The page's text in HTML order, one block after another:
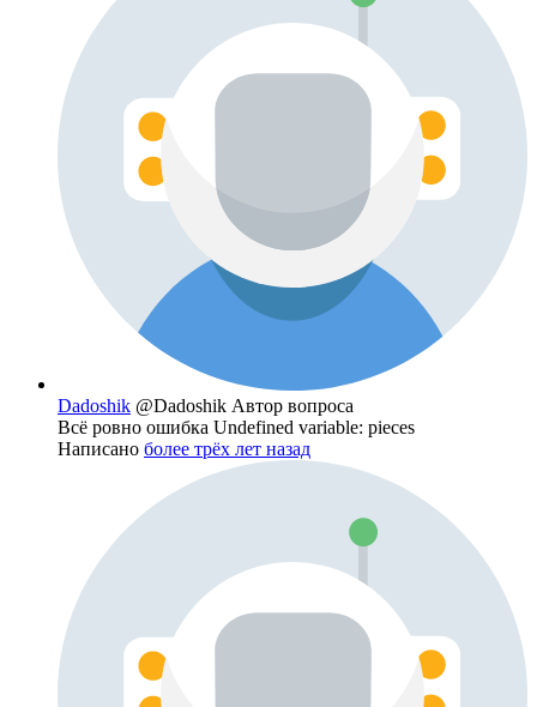
Dadoshik @Dadoshik Автор вопроса
Всё ровно ошибка Undefined variable: pieces
Написано более трёх лет назад